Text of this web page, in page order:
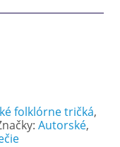
folklórne tričká,
Autorské,